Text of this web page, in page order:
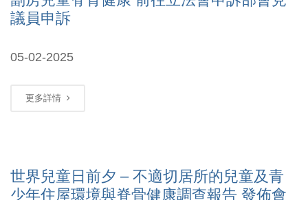
議員申訴
05-02-2025
更多詳情
世界兒童日前夕 – 不適切居所的兒童及青
少年住屋環境與脊骨健康調查報告 發佈會